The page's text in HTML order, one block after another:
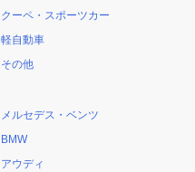
クーペ・スポーツカー
軽自動車
その他
メルセデス・ベンツ
BMW
アウディ